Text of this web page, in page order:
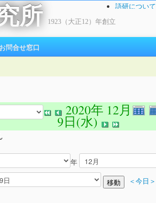
所 1923（大正12）年創立
語研について
お問合せ窓口
2020年 12月
9日(水)
年
＜今日＞